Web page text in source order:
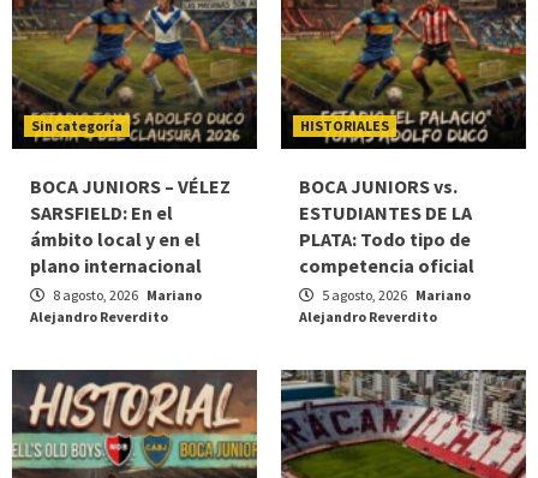
Sin categoría
BOCA JUNIORS – VÉLEZ
SARSFIELD: En el
ámbito local y en el
plano internacional
8 agosto, 2026 Mariano
Alejandro Reverdito
HISTORIALES
BOCA JUNIORS vs.
ESTUDIANTES DE LA
PLATA: Todo tipo de
competencia oficial
5 agosto, 2026 Mariano
Alejandro Reverdito